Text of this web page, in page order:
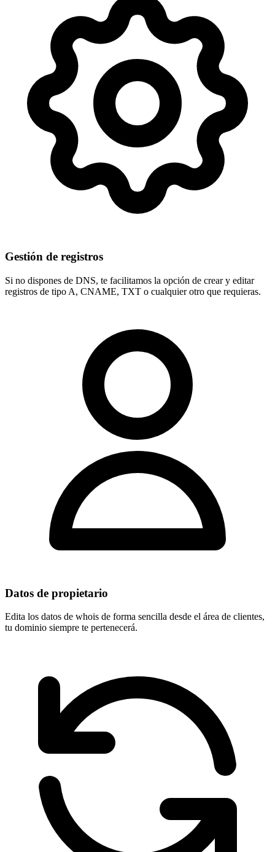
Gestión de registros
Si no dispones de DNS, te facilitamos la opción de crear y editar
registros de tipo A, CNAME, TXT o cualquier otro que requieras.
Datos de propietario
Edita los datos de whois de forma sencilla desde el área de clientes,
tu dominio siempre te pertenecerá.